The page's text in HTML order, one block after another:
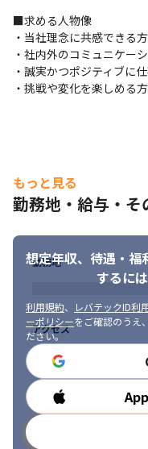
■求める人物像
・当社理念に共感できる方
・社内外のコミュニケー
・誠実かつポジティブに
・挑戦や変化を楽しめる方
もっと見る
勤務地・給与・そ
想定年収、待遇・福
するに
利用規約、 レバテックID利
ーポリシーをご確認のうえ
ださい。
勤務地
アクセス
勤務時間